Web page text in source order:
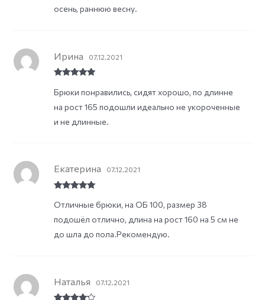
осень, раннюю весну.
of 5
Ирина 07.12.2021
Брюки понравились, сидят хорошо, по длинне
на рост 165 подошли идеально не укороченные
и не длинные.
of 5
Екатерина 07.12.2021
Отличные брюки, на ОБ 100, размер 38
подошёл отлично, длина на рост 160 на 5 см не
до шла до пола.Рекомендую.
Наталья 07.12.2021